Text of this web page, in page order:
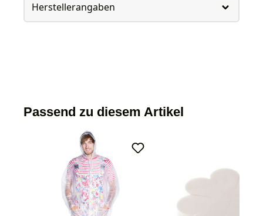
Herstellerangaben
Passend zu diesem Artikel